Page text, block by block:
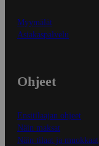
Myymälät
Asiakaspalvelu
Ohjeet
Ensitilaajan ohjeet
Näin maksat
Näin tilaat ja muokkaat